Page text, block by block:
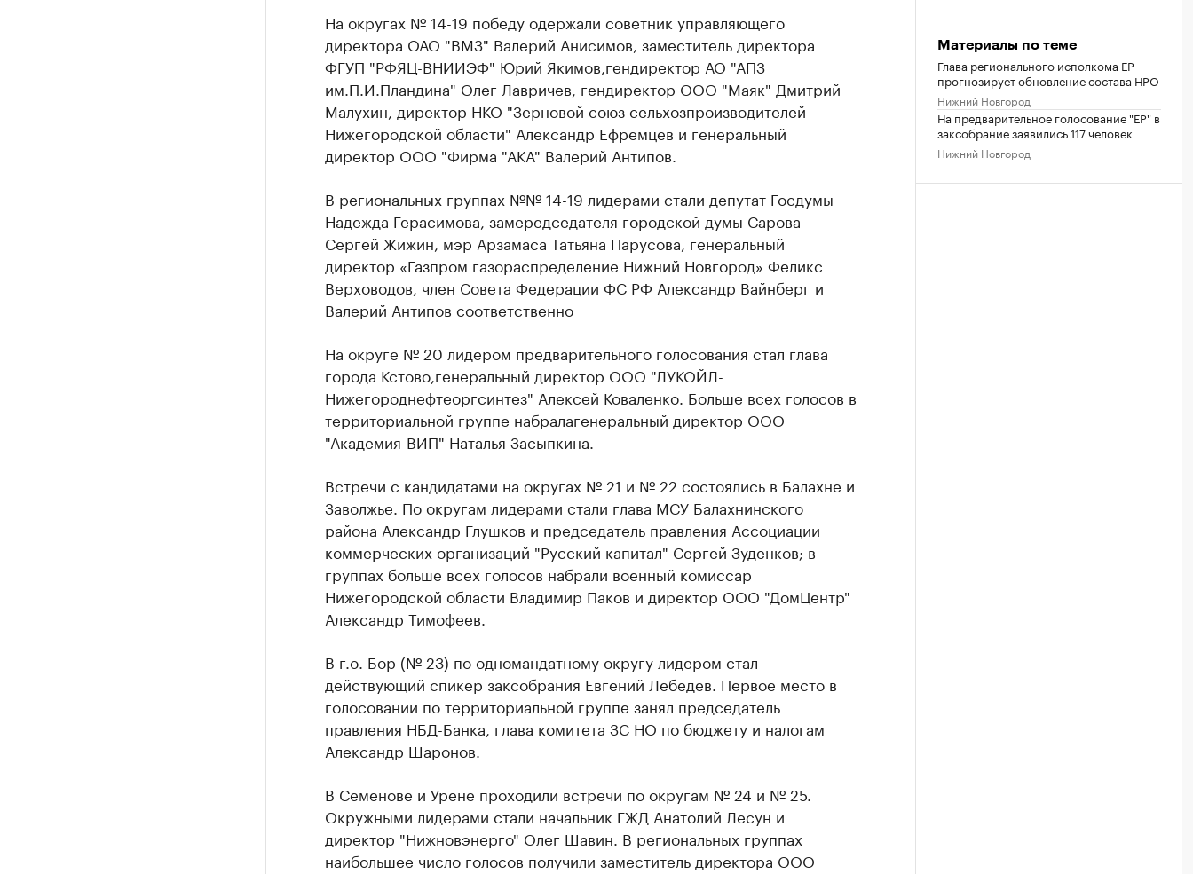
На округах № 14-19 победу одержали советник управляющего
директора ОАО "ВМЗ" Валерий Анисимов, заместитель директора
ФГУП "РФЯЦ-ВНИИЭФ" Юрий Якимов, гендиректор АО "АПЗ
им.П.И.Пландина" Олег Лавричев, гендиректор ООО "Маяк" Дмитрий
Малухин, директор НКО "Зерновой союз сельхозпроизводителей
Нижегородской области" Александр Ефремцев и генеральный
директор ООО "Фирма "АКА" Валерий Антипов.
В региональных группах №№ 14-19 лидерами стали депутат Госдумы
Надежда Герасимова, замередседателя городской думы Сарова
Сергей Жижин, мэр Арзамаса Татьяна Парусова, генеральный
директор «Газпром газораспределение Нижний Новгород» Феликс
Верховодов, член Совета Федерации ФС РФ Александр Вайнберг и
Валерий Антипов соответственно
На округе № 20 лидером предварительного голосования стал глава
города Кстово, генеральный директор ООО "ЛУКОЙЛ-
Нижегороднефтеоргсинтез" Алексей Коваленко. Больше всех голосов в
территориальной группе набралагенеральный директор ООО
"Академия-ВИП" Наталья Засыпкина.
Встречи с кандидатами на округах № 21 и № 22 состоялись в Балахне и
Заволжье. По округам лидерами стали глава МСУ Балахнинского
района Александр Глушков и председатель правления Ассоциации
коммерческих организаций "Русский капитал" Сергей Зуденков; в
группах больше всех голосов набрали военный комиссар
Нижегородской области Владимир Паков и директор ООО "ДомЦентр"
Александр Тимофеев.
В г.о. Бор (№ 23) по одномандатному округу лидером стал
действующий спикер заксобрания Евгений Лебедев. Первое место в
голосовании по территориальной группе занял председатель
правления НБД-Банка, глава комитета ЗС НО по бюджету и налогам
Александр Шаронов.
В Семенове и Урене проходили встречи по округам № 24 и № 25.
Окружными лидерами стали начальник ГЖД Анатолий Лесун и
директор "Нижновэнерго" Олег Шавин. В региональных группах
наибольшее число голосов получили заместитель директора ООО
Материалы по теме
Глава регионального исполкома ЕР
прогнозирует обновление состава НРО
Нижний Новгород
На предварительное голосование "ЕР" в
заксобрание заявились 117 человек
Нижний Новгород